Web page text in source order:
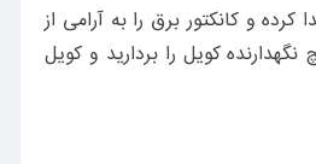
و کانکتور برق را به آرامی از
کویل را بردارید و کویل